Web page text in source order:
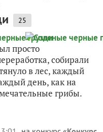
25
просто
собирали
в лес, каждый
день, как на
грибы.